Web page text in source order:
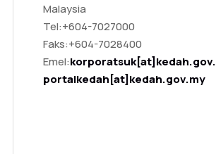
Malaysia
Tel:+604-7027000
Faks:+604-7028400
Emel:
portalkedah[at]kedah.gov.my